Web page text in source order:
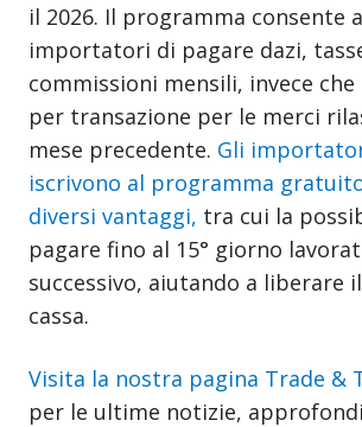
il 2026. Il programma consente
importatori di pagare dazi,
commissioni mensili, invece
per transazione per le merci
mese precedente. Gli
iscrivono al programma
diversi vantaggi, tra cui la
pagare fino al 15° giorno
successivo, aiutando a liberare
cassa.
Visita la nostra pagina Trade &
per le ultime notizie,